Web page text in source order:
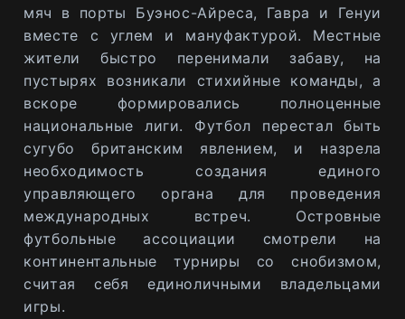
мяч в порты Буэнос-Айреса, Гавра и Генуи
вместе с углем и мануфактурой. Местные
жители быстро перенимали забаву, на
пустырях возникали стихийные команды, а
вскоре формировались полноценные
национальные лиги. Футбол перестал быть
сугубо британским явлением, и назрела
необходимость создания единого
управляющего органа для проведения
международных встреч. Островные
футбольные ассоциации смотрели на
континентальные турниры со снобизмом,
считая себя единоличными владельцами
игры.